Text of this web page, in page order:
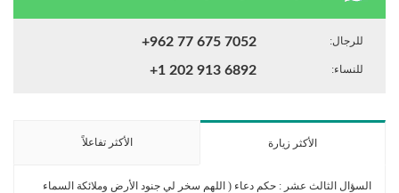
للرجال: +962 77 675 7052
للنساء: +1 202 913 6892
الأكثر زيارة الأكثر تفاعلاً
السؤال الثالث عشر : حكم دعاء ( اللهم سخر لي جنود الأرض وملائكة السماء